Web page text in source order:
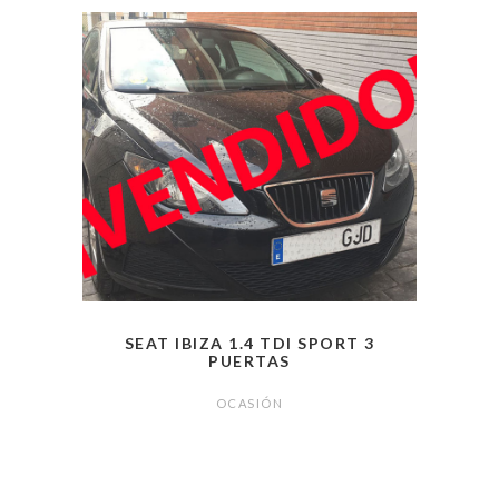
SEAT IBIZA 1.4 TDI SPORT 3
PUERTAS
OCASIÓN